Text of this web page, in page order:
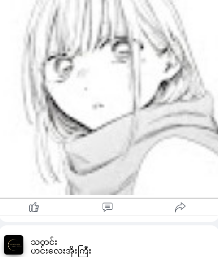
သတင်း
ဟင်းလေးအိုးကြီး